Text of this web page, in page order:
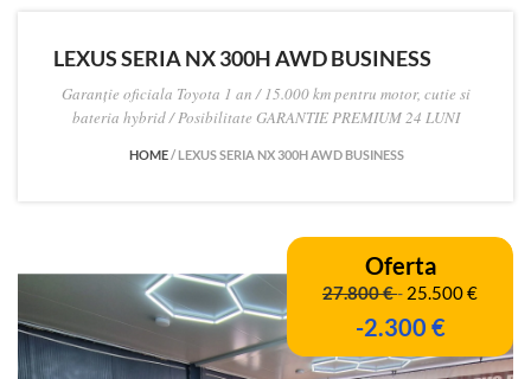
LEXUS SERIA NX 300H AWD BUSINESS
Garanție oficiala Toyota 1 an / 15.000 km pentru motor, cutie si
bateria hybrid / Posibilitate GARANTIE PREMIUM 24 LUNI
HOME/ LEXUS SERIA NX 300H AWD BUSINESS
Oferta
27.800 €- 25.500 €
-2.300 €